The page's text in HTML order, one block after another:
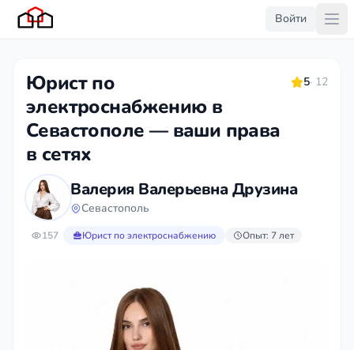
Войти
Юрист по
электроснабжению в
Севастополе — ваши права
в сетях
5· 12
Валерия Валерьевна Друзина
Севастополь
157 Юрист по электроснабжению Опыт: 7 лет